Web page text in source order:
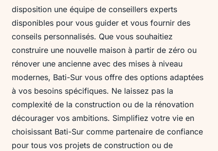
disposition une équipe de conseillers experts
disponibles pour vous guider et vous fournir des
conseils personnalisés. Que vous souhaitiez
construire une nouvelle maison à partir de zéro ou
rénover une ancienne avec des mises à niveau
modernes, Bati-Sur vous offre des options adaptées
à vos besoins spécifiques. Ne laissez pas la
complexité de la construction ou de la rénovation
décourager vos ambitions. Simplifiez votre vie en
choisissant Bati-Sur comme partenaire de confiance
pour tous vos projets de construction ou de